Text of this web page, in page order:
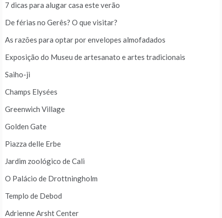
7 dicas para alugar casa este verão
De férias no Gerês? O que visitar?
As razões para optar por envelopes almofadados
Exposição do Museu de artesanato e artes tradicionais
Saiho-ji
Champs Elysées
Greenwich Village
Golden Gate
Piazza delle Erbe
Jardim zoológico de Cali
O Palácio de Drottningholm
Templo de Debod
Adrienne Arsht Center